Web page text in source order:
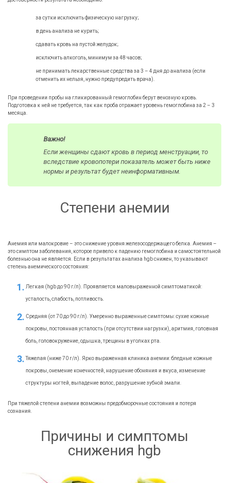
за сутки исключить физическую нагрузку;
в день анализа не курить;
сдавать кровь на пустой желудок;
исключить алкоголь, минимум за 48 часов;
не принимать лекарственные средства за 3 – 4 дня до анализа (если
отменить их нельзя, нужно предупредить врача).
При проведении пробы на гликированный гемоглобин берут венозную кровь.
Подготовка к ней не требуется, так как проба отражает уровень гемоглобина за 2 – 3
месяца.
Важно!
Если женщины сдают кровь в период менструации, то
вследствие кровопотери показатель может быть ниже
нормы и результат будет неинформативным.
Степени анемии
Анемия или малокровие – это снижение уровня железосодержащего белка. Анемия –
это симптом заболевания, которое привело к падению гемоглобина и самостоятельной
болезнью она не является. Если в результатах анализа hgb снижен, то указывают
степень анемического состояния:
Легкая (hgb до 90 г/л). Проявляется маловыраженной симптоматикой:
усталость, слабость, потливость.
Средняя (от 70 до 90 г/л). Умеренно выраженные симптомы: сухие кожные
покровы, постоянная усталость (при отсутствии нагрузки), аритмия, головная
боль, головокружение, одышка, трещины в уголках рта.
Тяжелая (ниже 70 г/л). Ярко выраженная клиника анемии: бледные кожные
покровы, онемение конечностей, нарушение обоняния и вкуса, изменение
структуры ногтей, выпадение волос, разрушение зубной эмали.
При тяжелой степени анемии возможны предобморочные состояния и потеря
сознания.
Причины и симптомы
снижения hgb